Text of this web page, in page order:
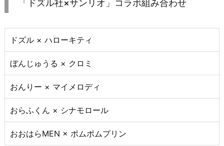
「ドズル社×サンリオ」コラボ組み合わせ
ドズル × ハローキティ
ぼんじゅうる × クロミ
おんりー × マイメロディ
おらふくん × シナモロール
おおはらMEN × ポムポムプリン